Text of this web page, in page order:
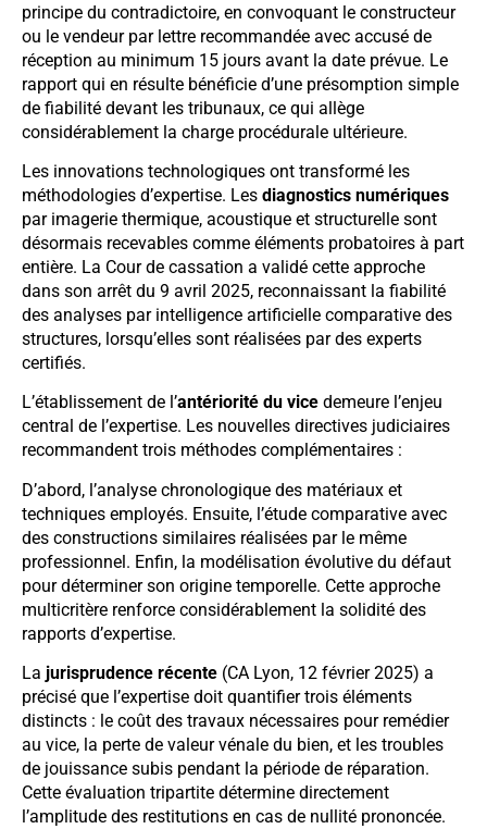
principe du contradictoire, en convoquant le constructeur
ou le vendeur par lettre recommandée avec accusé de
réception au minimum 15 jours avant la date prévue. Le
rapport qui en résulte bénéficie d’une présomption simple
de fiabilité devant les tribunaux, ce qui allège
considérablement la charge procédurale ultérieure.
Les innovations technologiques ont transformé les
méthodologies d’expertise. Les diagnostics numériques
par imagerie thermique, acoustique et structurelle sont
désormais recevables comme éléments probatoires à part
entière. La Cour de cassation a validé cette approche
dans son arrêt du 9 avril 2025, reconnaissant la fiabilité
des analyses par intelligence artificielle comparative des
structures, lorsqu’elles sont réalisées par des experts
certifiés.
L’établissement de l’antériorité du vice demeure l’enjeu
central de l’expertise. Les nouvelles directives judiciaires
recommandent trois méthodes complémentaires :
D’abord, l’analyse chronologique des matériaux et
techniques employés. Ensuite, l’étude comparative avec
des constructions similaires réalisées par le même
professionnel. Enfin, la modélisation évolutive du défaut
pour déterminer son origine temporelle. Cette approche
multicritère renforce considérablement la solidité des
rapports d’expertise.
La jurisprudence récente (CA Lyon, 12 février 2025) a
précisé que l’expertise doit quantifier trois éléments
distincts : le coût des travaux nécessaires pour remédier
au vice, la perte de valeur vénale du bien, et les troubles
de jouissance subis pendant la période de réparation.
Cette évaluation tripartite détermine directement
l’amplitude des restitutions en cas de nullité prononcée.